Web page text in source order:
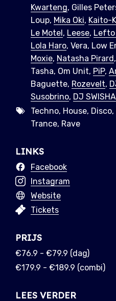
Kwarteng, Gilles
Loup, Mika Oki, Kaito-
Le Motel, Leese, Lefto
Lola Haro, Vera, Low
Moxie, Natasha Pirard
Tasha, Om Unit, PiP,
Baguette, Rozevelt,
Susobrino, DJ SWISHA
Techno, House,
Trance, Rave
LINKS
Facebook
Instagram
Website
Tickets
PRIJS
€76.9 - €79.9 (dag)
€179.9 - €189.9 (combi)
LEES VERDER